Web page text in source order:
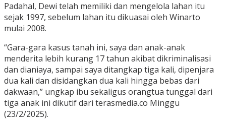
Padahal, Dewi telah memiliki dan mengelola lahan itu
sejak 1997, sebelum lahan itu dikuasai oleh Winarto
mulai 2008.
“Gara-gara kasus tanah ini, saya dan anak-anak
menderita lebih kurang 17 tahun akibat dikriminalisasi
dan dianiaya, sampai saya ditangkap tiga kali, dipenjara
dua kali dan disidangkan dua kali hingga bebas dari
dakwaan,” ungkap ibu sekaligus orangtua tunggal dari
tiga anak ini dikutif dari terasmedia.co Minggu
(23/2/2025).